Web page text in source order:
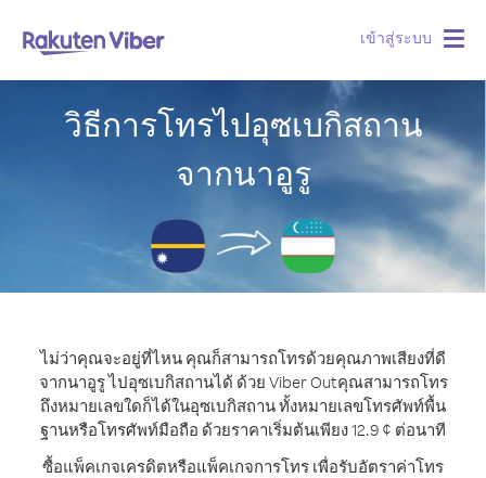
เข้าสู่ระบบ
วิธีการโทรไปอุซเบกิสถาน
จากนาอูรู
ไม่ว่าคุณจะอยู่ที่ไหน คุณก็สามารถโทรด้วยคุณภาพเสียงที่ดี
จากนาอูรู ไปอุซเบกิสถานได้ ด้วย Viber Outคุณสามารถโทร
ถึงหมายเลขใดก็ได้ในอุซเบกิสถาน ทั้งหมายเลขโทรศัพท์พื้น
ฐานหรือโทรศัพท์มือถือ ด้วยราคาเริ่มต้นเพียง 12.9 ¢ ต่อนาที
ซื้อแพ็คเกจเครดิตหรือแพ็คเกจการโทร เพื่อรับอัตราค่าโทร